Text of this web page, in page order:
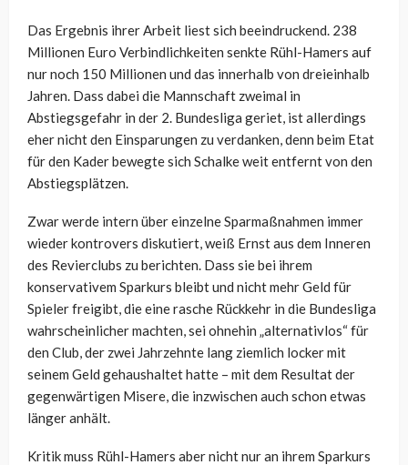
Das Ergebnis ihrer Arbeit liest sich beeindruckend. 238
Millionen Euro Verbindlichkeiten senkte Rühl-Hamers auf
nur noch 150 Millionen und das innerhalb von dreieinhalb
Jahren. Dass dabei die Mannschaft zweimal in
Abstiegsgefahr in der 2. Bundesliga geriet, ist allerdings
eher nicht den Einsparungen zu verdanken, denn beim Etat
für den Kader bewegte sich Schalke weit entfernt von den
Abstiegsplätzen.
Zwar werde intern über einzelne Sparmaßnahmen immer
wieder kontrovers diskutiert, weiß Ernst aus dem Inneren
des Revierclubs zu berichten. Dass sie bei ihrem
konservativem Sparkurs bleibt und nicht mehr Geld für
Spieler freigibt, die eine rasche Rückkehr in die Bundesliga
wahrscheinlicher machten, sei ohnehin „alternativlos“ für
den Club, der zwei Jahrzehnte lang ziemlich locker mit
seinem Geld gehaushaltet hatte – mit dem Resultat der
gegenwärtigen Misere, die inzwischen auch schon etwas
länger anhält.
Kritik muss Rühl-Hamers aber nicht nur an ihrem Sparkurs